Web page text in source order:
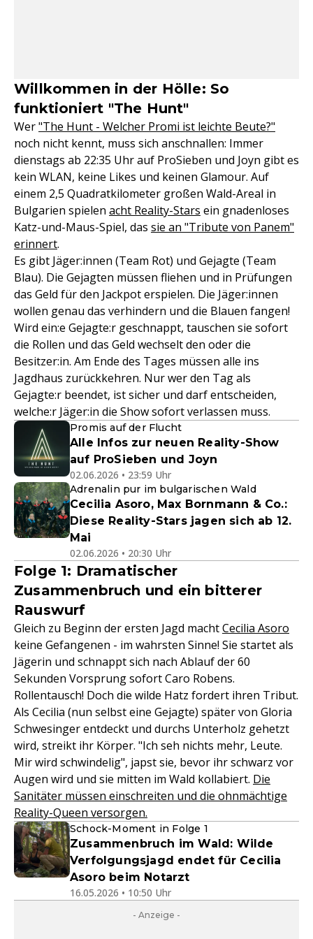
Willkommen in der Hölle: So
funktioniert "The Hunt"
Wer"The Hunt - Welcher Promi ist leichte Beute?"
noch nicht kennt, muss sich anschnallen: Immer
dienstags ab 22:35 Uhr auf ProSieben und Joyn gibt es
kein WLAN, keine Likes und keinen Glamour. Auf
einem 2,5 Quadratkilometer großen Wald-Areal in
Bulgarien spielen acht Reality-Stars ein gnadenloses
Katz-und-Maus-Spiel, das sie an "Tribute von Panem"
erinnert.
Es gibt Jäger:innen (Team Rot) und Gejagte (Team
Blau). Die Gejagten müssen fliehen und in Prüfungen
das Geld für den Jackpot erspielen. Die Jäger:innen
wollen genau das verhindern und die Blauen fangen!
Wird ein:e Gejagte:r geschnappt, tauschen sie sofort
die Rollen und das Geld wechselt den oder die
Besitzer:in. Am Ende des Tages müssen alle ins
Jagdhaus zurückkehren. Nur wer den Tag als
Gejagte:r beendet, ist sicher und darf entscheiden,
welche:r Jäger:in die Show sofort verlassen muss.
Promis auf der Flucht
Alle Infos zur neuen Reality-Show
auf ProSieben und Joyn
02.06.2026 • 23:59 Uhr
Adrenalin pur im bulgarischen Wald
Cecilia Asoro, Max Bornmann & Co.:
Diese Reality-Stars jagen sich ab 12.
Mai
02.06.2026 • 20:30 Uhr
Folge 1: Dramatischer
Zusammenbruch und ein bitterer
Rauswurf
Gleich zu Beginn der ersten Jagd machtCecilia Asoro
keine Gefangenen - im wahrsten Sinne! Sie startet als
Jägerin und schnappt sich nach Ablauf der 60
Sekunden Vorsprung sofort Caro Robens.
Rollentausch! Doch die wilde Hatz fordert ihren Tribut.
Als Cecilia (nun selbst eine Gejagte) später von Gloria
Schwesinger entdeckt und durchs Unterholz gehetzt
wird, streikt ihr Körper. "Ich seh nichts mehr, Leute.
Mir wird schwindelig", japst sie, bevor ihr schwarz vor
Augen wird und sie mitten im Wald kollabiert. Die
Sanitäter müssen einschreiten und die ohnmächtige
Reality-Queen versorgen.
Schock-Moment in Folge 1
Zusammenbruch im Wald: Wilde
Verfolgungsjagd endet für Cecilia
Asoro beim Notarzt
16.05.2026 • 10:50 Uhr
- Anzeige -